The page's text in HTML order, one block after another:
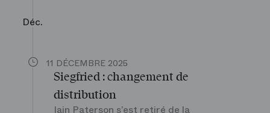
Déc.
11 DÉCEMBRE 2025
Siegfried : changement de
distribution
Iain Paterson s’est retiré de la